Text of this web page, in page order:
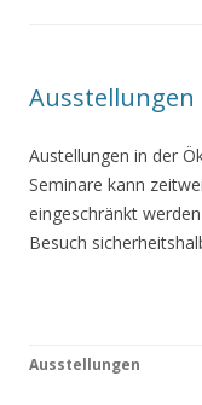
Ausstellungen
Austellungen in der
Seminare kann
eingeschränkt
Besuch
Ausstellungen